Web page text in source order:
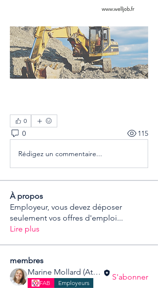
0
0 115
Rédigez un commentaire...
À propos
Employeur, vous devez déposer
seulement vos offres d'emploi...
Lire plus
membres
Marine Mollard (Atelier A Bois)
FAB Employeurs
S'abonner